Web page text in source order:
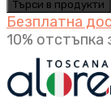
Безплатна
10% отстъпка